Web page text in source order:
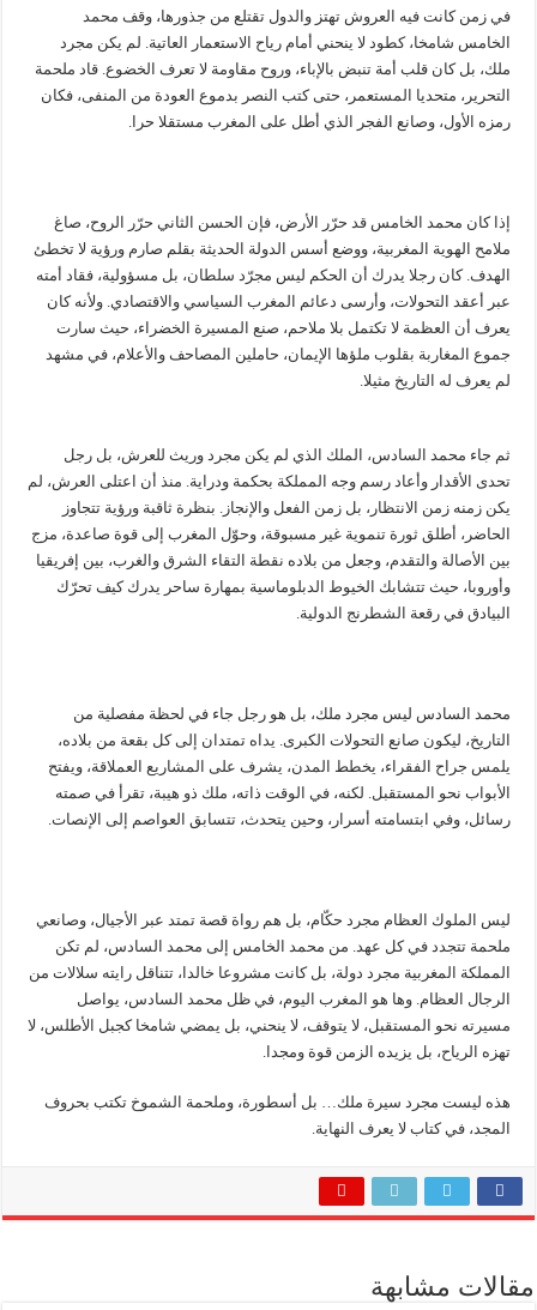
في زمن كانت فيه العروش تهتز والدول تقتلع من جذورها، وقف محمد
الخامس شامخا، كطود لا ينحني أمام رياح الاستعمار العاتية. لم يكن مجرد
ملك، بل كان قلب أمة تنبض بالإباء، وروح مقاومة لا تعرف الخضوع. قاد ملحمة
التحرير، متحديا المستعمر، حتى كتب النصر بدموع العودة من المنفى، فكان
رمزه الأول، وصانع الفجر الذي أطل على المغرب مستقلا حرا.
إذا كان محمد الخامس قد حرّر الأرض، فإن الحسن الثاني حرّر الروح، صاغ
ملامح الهوية المغربية، ووضع أسس الدولة الحديثة بقلم صارم ورؤية لا تخطئ
الهدف. كان رجلا يدرك أن الحكم ليس مجرّد سلطان، بل مسؤولية، فقاد أمته
عبر أعقد التحولات، وأرسى دعائم المغرب السياسي والاقتصادي. ولأنه كان
يعرف أن العظمة لا تكتمل بلا ملاحم، صنع المسيرة الخضراء، حيث سارت
جموع المغاربة بقلوب ملؤها الإيمان، حاملين المصاحف والأعلام، في مشهد
لم يعرف له التاريخ مثيلا.
ثم جاء محمد السادس، الملك الذي لم يكن مجرد وريث للعرش، بل رجل
تحدى الأقدار وأعاد رسم وجه المملكة بحكمة ودراية. منذ أن اعتلى العرش، لم
يكن زمنه زمن الانتظار، بل زمن الفعل والإنجاز. بنظرة ثاقبة ورؤية تتجاوز
الحاضر، أطلق ثورة تنموية غير مسبوقة، وحوّل المغرب إلى قوة صاعدة، مزج
بين الأصالة والتقدم، وجعل من بلاده نقطة التقاء الشرق والغرب، بين إفريقيا
وأوروبا، حيث تتشابك الخيوط الدبلوماسية بمهارة ساحر يدرك كيف تحرّك
البيادق في رقعة الشطرنج الدولية.
محمد السادس ليس مجرد ملك، بل هو رجل جاء في لحظة مفصلية من
التاريخ، ليكون صانع التحولات الكبرى. يداه تمتدان إلى كل بقعة من بلاده،
يلمس جراح الفقراء، يخطط المدن، يشرف على المشاريع العملاقة، ويفتح
الأبواب نحو المستقبل. لكنه، في الوقت ذاته، ملك ذو هيبة، تقرأ في صمته
رسائل، وفي ابتسامته أسرار، وحين يتحدث، تتسابق العواصم إلى الإنصات.
ليس الملوك العظام مجرد حكّام، بل هم رواة قصة تمتد عبر الأجيال، وصانعي
ملحمة تتجدد في كل عهد. من محمد الخامس إلى محمد السادس، لم تكن
المملكة المغربية مجرد دولة، بل كانت مشروعا خالدا، تتناقل رايته سلالات من
الرجال العظام. وها هو المغرب اليوم، في ظل محمد السادس، يواصل
مسيرته نحو المستقبل، لا يتوقف، لا ينحني، بل يمضي شامخا كجبل الأطلس، لا
تهزه الرياح، بل يزيده الزمن قوة ومجدا.
هذه ليست مجرد سيرة ملك… بل أسطورة، وملحمة الشموخ تكتب بحروف
المجد، في كتاب لا يعرف النهاية.
مقالات مشابهة